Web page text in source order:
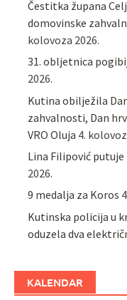
Čestitka župana
domovinske
kolovoza 2026.
31. obljetnica
2026.
Kutina obilježila
zahvalnosti, Dan
VRO Oluja 4.
Lina Filipović
2026.
9 medalja za Koros
Kutinska policija u
oduzela dva
KALENDAR